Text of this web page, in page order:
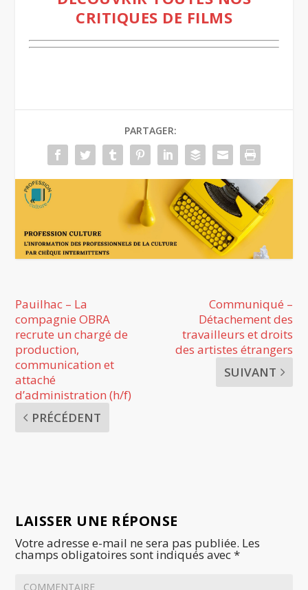
CRITIQUES DE FILMS
PARTAGER:
Pauilhac – La
compagnie OBRA
recrute un chargé de
production,
communication et
attaché
d’administration (h/f)
PRÉCÉDENT
Communiqué –
Détachement des
travailleurs et droits
des artistes étrangers
SUIVANT
LAISSER UNE RÉPONSE
Votre adresse e-mail ne sera pas publiée. Les
champs obligatoires sont indiqués avec*